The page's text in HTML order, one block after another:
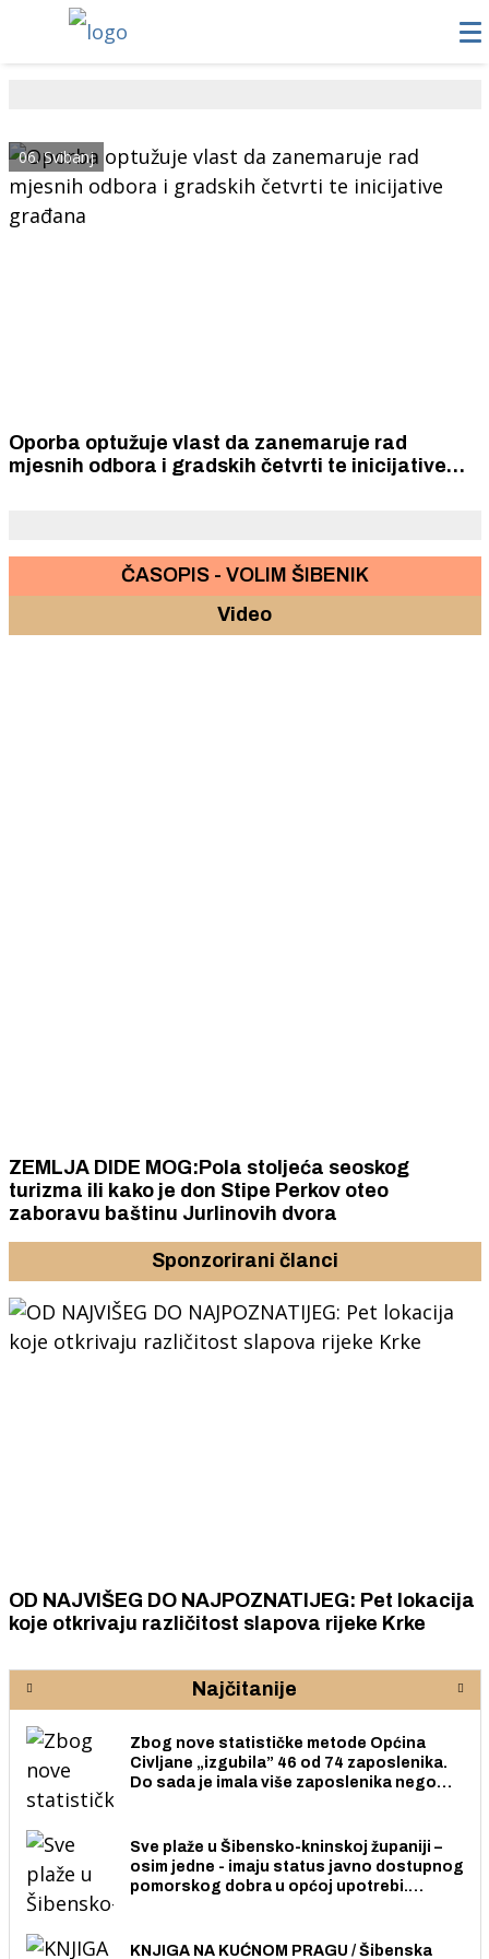
06. Svibanj
Oporba optužuje vlast da zanemaruje rad
mjesnih odbora i gradskih četvrti te inicijative
ČASOPIS - VOLIM ŠIBENIK
Video
ZEMLJA DIDE MOG:Pola stoljeća seoskog
turizma ili kako je don Stipe Perkov oteo
zaboravu baštinu Jurlinovih dvora
Sponzorirani članci
OD NAJVIŠEG DO NAJPOZNATIJEG: Pet lokacija
koje otkrivaju različitost slapova rijeke Krke
Najčitanije
Zbog nove statističke metode Općina
Civljane „izgubila” 46 od 74 zaposlenika.
Do sada je imala više zaposlenika nego
Sve plaže u Šibensko-kninskoj županiji –
osim jedne - imaju status javno dostupnog
pomorskog dobra u općoj upotrebi.
KNJIGA NA KUĆNOM PRAGU / Šibenska